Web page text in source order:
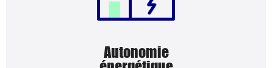
Autonomie